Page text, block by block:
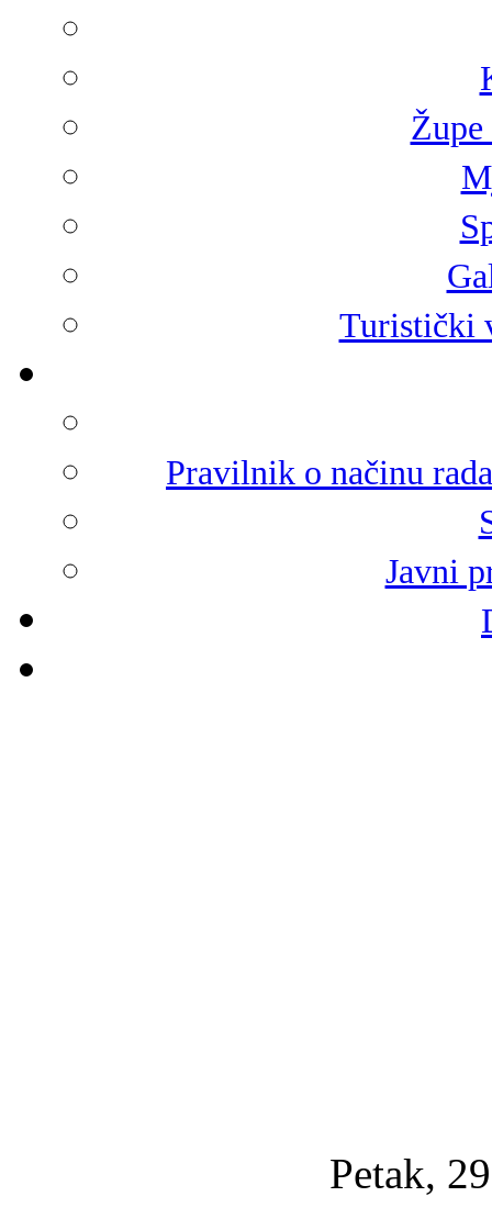
Turistički
Pravilnik o načinu
Javni
Petak,